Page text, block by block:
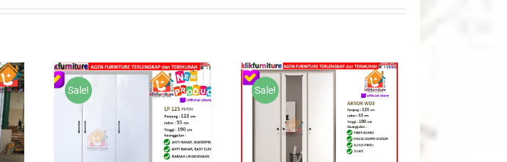
Sale! Sale!